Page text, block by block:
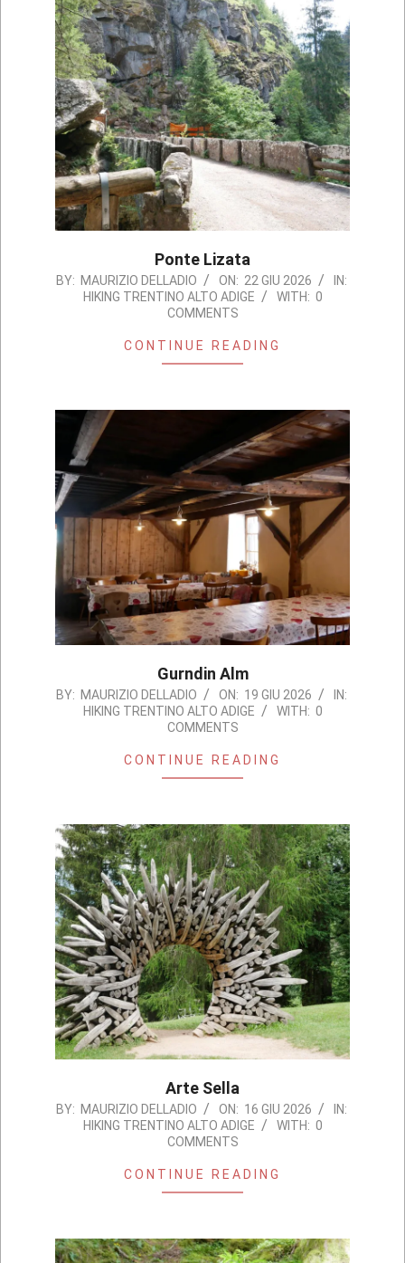
Ponte Lizata
2026-
BY: MAURIZIO DELLADIO ON: 22 GIU 2026
IN:
HIKING TRENTINO ALTO ADIGE
WITH: 0
COMMENTS
CONTINUE READING
Gurndin Alm
2026-
BY: MAURIZIO DELLADIO ON: 19 GIU 2026
IN:
HIKING TRENTINO ALTO ADIGE
WITH: 0
COMMENTS
CONTINUE READING
Arte Sella
2026-
BY: MAURIZIO DELLADIO ON: 16 GIU 2026
IN:
HIKING TRENTINO ALTO ADIGE
WITH: 0
COMMENTS
CONTINUE READING